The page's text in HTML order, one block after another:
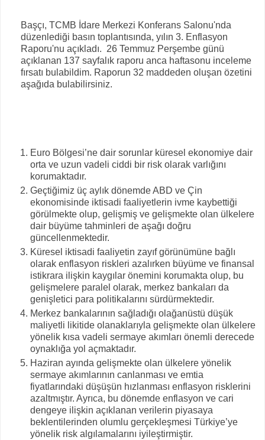
Başçı, TCMB İdare Merkezi Konferans Salonu'nda
düzenlediği basın toplantısında, yılın 3. Enflasyon
Raporu'nu açıkladı. 26 Temmuz Perşembe günü
açıklanan 137 sayfalık raporu anca haftasonu inceleme
fırsatı bulabildim. Raporun 32 maddeden oluşan özetini
aşağıda bulabilirsiniz.
Euro Bölgesi’ne dair sorunlar küresel ekonomiye dair
orta ve uzun vadeli ciddi bir risk olarak varlığını
korumaktadır.
Geçtiğimiz üç aylık dönemde ABD ve Çin
ekonomisinde iktisadi faaliyetlerin ivme kaybettiği
görülmekte olup, gelişmiş ve gelişmekte olan ülkelere
dair büyüme tahminleri de aşağı doğru
güncellenmektedir.
Küresel iktisadi faaliyetin zayıf görünümüne bağlı
olarak enflasyon riskleri azalırken büyüme ve finansal
istikrara ilişkin kaygılar önemini korumakta olup, bu
gelişmelere paralel olarak, merkez bankaları da
genişletici para politikalarını sürdürmektedir.
Merkez bankalarının sağladığı olağanüstü düşük
maliyetli likitide olanaklarıyla gelişmekte olan ülkelere
yönelik kısa vadeli sermaye akımları önemli derecede
oynaklığa yol açmaktadır.
Haziran ayında gelişmekte olan ülkelere yönelik
sermaye akımlarının canlanması ve emtia
fiyatlarındaki düşüşün hızlanması enflasyon risklerini
azaltmıştır. Ayrıca, bu dönemde enflasyon ve cari
dengeye ilişkin açıklanan verilerin piyasaya
beklentilerinden olumlu gerçekleşmesi Türkiye’ye
yönelik risk algılamalarını iyileştirmiştir.